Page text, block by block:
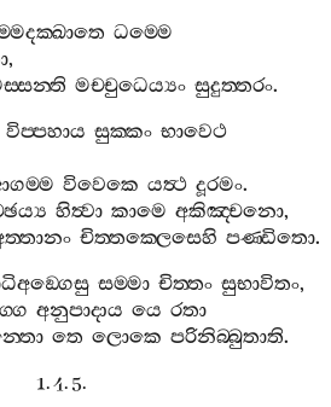
ධම‍්මෙ
,
මච‍්චුධෙය්‍යං සුදුත‍්තරං.
විප‍්පහාය සුක‍්කං භාවෙථ
විවෙකෙ යත්‍ථ දූරමං.
හිත්‍වා කාමෙ අකිඤ‍්චනො,
චිත‍්තක‍්ලෙසෙහි පණ‍්ඩිතො.
සම‍්මා චිත‍්තං සුභාවිතං,
අනුපාදාය යෙ රතා
තෙ ලොකෙ පරිනිබ‍්බුතාති.
1. 4. 5.